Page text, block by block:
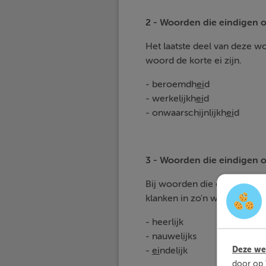
2 - Woorden die eindigen
Het laatste deel van deze
woord de korte ei zijn.
- beroemdheid
- werkelijkheid
- onwaarschijnlijkheid
3 - Woorden die eindigen
Bij woorden die eindigen
klanken in zo'n woord met
- heerlijk
- nauwelijks
- eindelijk Deze
door op